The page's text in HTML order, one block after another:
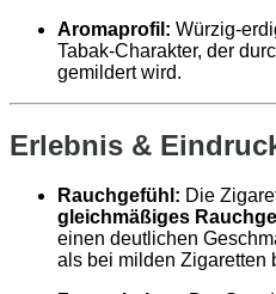
Aromaprofil:
Tabak‑Charakter, der
gemildert wird.
Erlebnis &
Rauchgefühl: Die
gleichmäßiges
einen deutlichen
als bei milden Zigaretten